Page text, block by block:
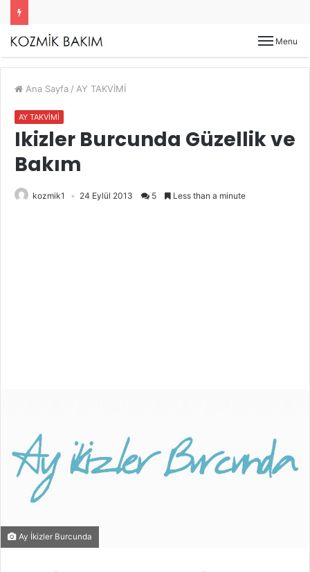
Menu
Ana Sayfa / AY TAKVİMİ
AY TAKVİMİ
Ikizler Burcunda Güzellik ve
Bakım
kozmik1 24 Eylül 2013 5 Less than a minute
Ay İkizler Burcunda